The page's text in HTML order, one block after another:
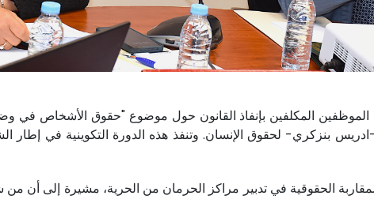
المكلفين بإنفاذ القانون حول موضوع "حقوق الأشخاص في
-ادريس بنزكري- لحقوق الإنسان. وتنفذ هذه الدورة التكوينية في
الحقوقية في تدبير مراكز الحرمان من الحرية، مشيرة إلى